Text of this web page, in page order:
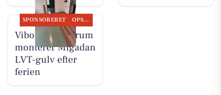
SPONSORERET OPSLAGSTAVLEN
Viborg Gulvforum
monterer Migadan
LVT-gulv efter
ferien